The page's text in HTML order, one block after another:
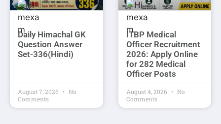
Daily Himachal GK
Question Answer
Set-336(Hindi)
August 7, 2026
No
Comments
ITBP Medical
Officer Recruitment
2026: Apply Online
for 282 Medical
Officer Posts
August 4, 2026
No
Comments